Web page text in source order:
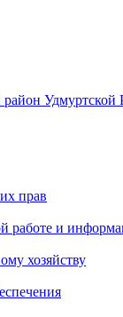
Удмуртской
прав
и
хозяйству